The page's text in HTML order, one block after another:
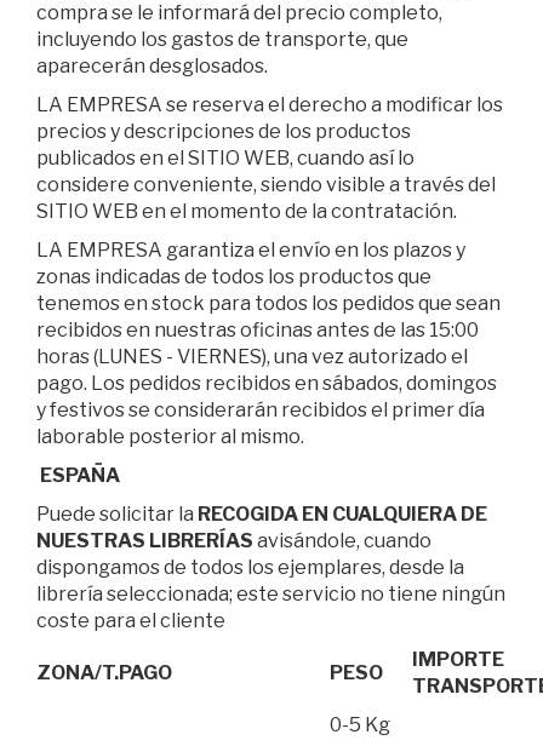
compra se le informará del precio completo,
incluyendo los gastos de transporte, que
aparecerán desglosados.
LA EMPRESA se reserva el derecho a modificar los
precios y descripciones de los productos
publicados en el SITIO WEB, cuando así lo
considere conveniente, siendo visible a través del
SITIO WEB en el momento de la contratación.
LA EMPRESA garantiza el envío en los plazos y
zonas indicadas de todos los productos que
tenemos en stock para todos los pedidos que sean
recibidos en nuestras oficinas antes de las 15:00
horas (LUNES - VIERNES), una vez autorizado el
pago. Los pedidos recibidos en sábados, domingos
y festivos se considerarán recibidos el primer día
laborable posterior al mismo.
ESPAÑA
Puede solicitar la RECOGIDA EN CUALQUIERA DE
NUESTRAS LIBRERÍAS avisándole, cuando
dispongamos de todos los ejemplares, desde la
librería seleccionada; este servicio no tiene ningún
coste para el cliente
ZONA/T.PAGO PESO
IMPORTE
0-5 Kg